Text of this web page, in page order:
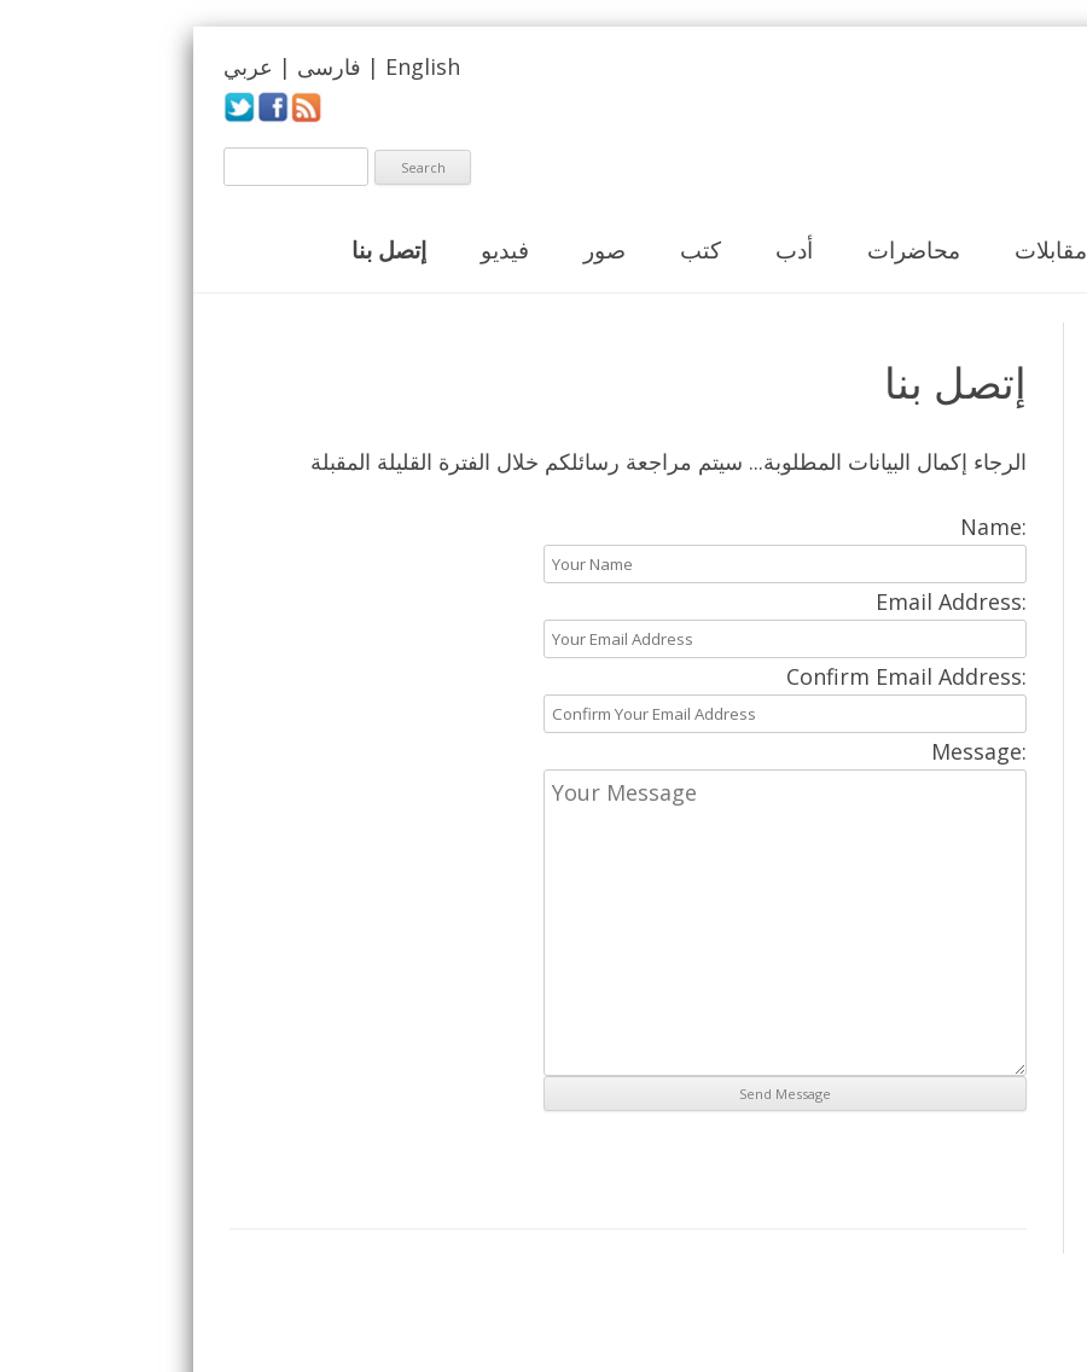
فارسی | عربي | English
إتصل بنا فيديو صور كتب أدب محاضرات مقابلات
إتصل بنا
الرجاء إكمال البيانات المطلوبة... سيتم مراجعة رسائلكم خلال الفترة القليلة المقبلة
Name:
Email Address:
Confirm Email Address:
Message: